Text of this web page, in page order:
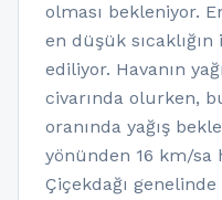
olması bekleniyor.
en düşük sıcaklığın
ediliyor. Havanın
civarında olurken,
oranında yağış
yönünden 16 km/sa
Çiçekdağı